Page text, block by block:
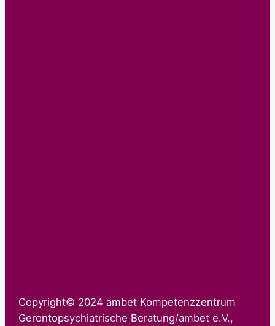
Copyright© 2024 ambet Kompetenzzentrum
Gerontopsychiatrische Beratung/ambet e.V.,